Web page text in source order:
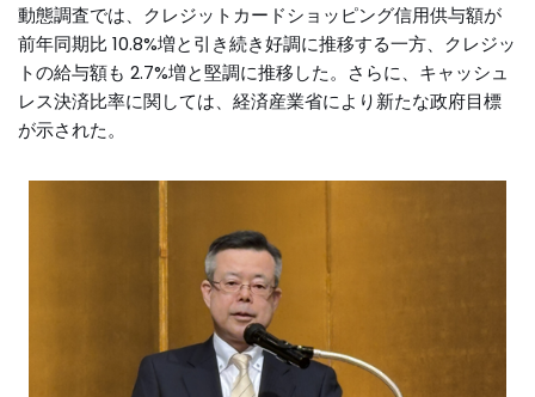
動態調査では、クレジットカードショッピング信用供与額が
前年同期比 10.8%増と引き続き好調に推移する一方、クレジッ
トの給与額も 2.7%増と堅調に推移した。さらに、キャッシュ
レス決済比率に関しては、経済産業省により新たな政府目標
が示された。